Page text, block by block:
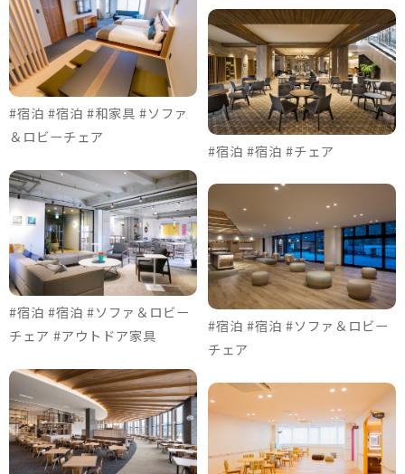
#宿泊 #宿泊 #和家具 #ソファ
＆ロビーチェア
#宿泊 #宿泊 #ソファ＆ロビー
チェア #アウトドア家具
#宿泊 #宿泊 #チェア
#宿泊 #宿泊 #ソファ＆ロビー
チェア